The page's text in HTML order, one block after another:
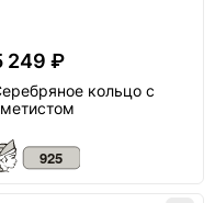
249 ₽
кольцо с